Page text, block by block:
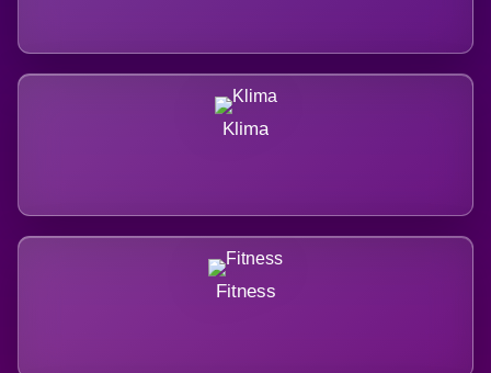
Klima
Fitness